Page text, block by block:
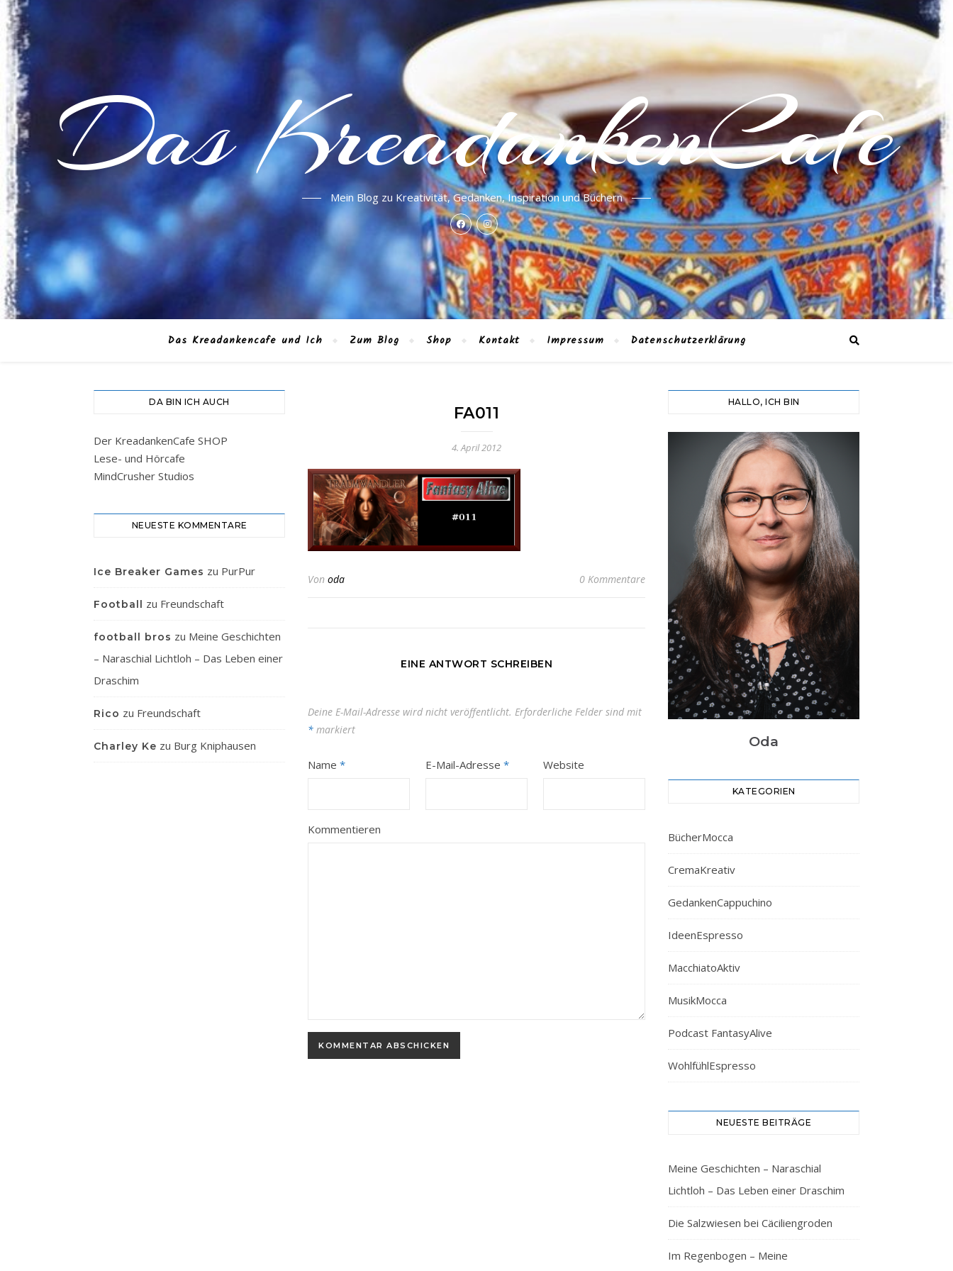
Das KreadankenCafe
Mein Blog zu Kreativität, Gedanken, Inspiration und Büchern
Das Kreadankencafe und Ich Zum Blog Shop Kontakt Impressum Datenschutzerklärung
DA BIN ICH AUCH
Der KreadankenCafe SHOP
Lese- und Hörcafe
MindCrusher Studios
NEUESTE KOMMENTARE
Ice Breaker Games zu PurPur
Football zu Freundschaft
football bros zu Meine Geschichten
– Naraschial Lichtloh – Das Leben einer
Draschim
Rico zu Freundschaft
Charley Ke zu Burg Kniphausen
FA011
4. April 2012
Von oda 0 Kommentare
EINE ANTWORT SCHREIBEN
Deine E-Mail-Adresse wird nicht veröffentlicht. Erforderliche Felder sind mit
* markiert
Name * E-Mail-Adresse * Website
Kommentieren
HALLO, ICH BIN
Oda
KATEGORIEN
BücherMocca
CremaKreativ
GedankenCappuchino
IdeenEspresso
MacchiatoAktiv
MusikMocca
Podcast FantasyAlive
WohlfühlEspresso
NEUESTE BEITRÄGE
Meine Geschichten – Naraschial
Lichtloh – Das Leben einer Draschim
Die Salzwiesen bei Cäciliengroden
Im Regenbogen – Meine